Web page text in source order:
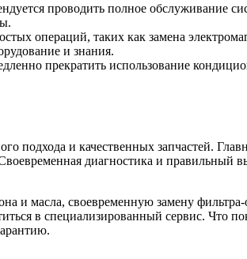
проводить полное обслуживание
операций, таких как замена
и знания.
прекратить использование
подхода и качественных запчастей.
диагностика и правильный
и масла, своевременную замену
в специализированный сервис. Что